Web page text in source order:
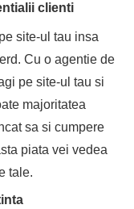
clienti
site-ul tau insa
Cu o agentie de
pe site-ul tau si
majoritatea
sa si cumpere
piata vei vedea
tale.